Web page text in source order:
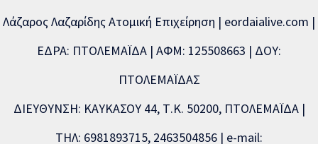
Λάζαρος Λαζαρίδης Ατομική Επιχείρηση | eordaialive.com |
ΕΔΡΑ: ΠΤΟΛΕΜΑΪΔΑ | ΑΦΜ: 125508663 | ΔΟΥ:
ΠΤΟΛΕΜΑΪΔΑΣ
ΔΙΕΥΘΥΝΣΗ: ΚΑΥΚΑΣΟΥ 44, Τ.Κ. 50200, ΠΤΟΛΕΜΑΪΔΑ |
ΤΗΛ: 6981893715, 2463504856 | e-mail: